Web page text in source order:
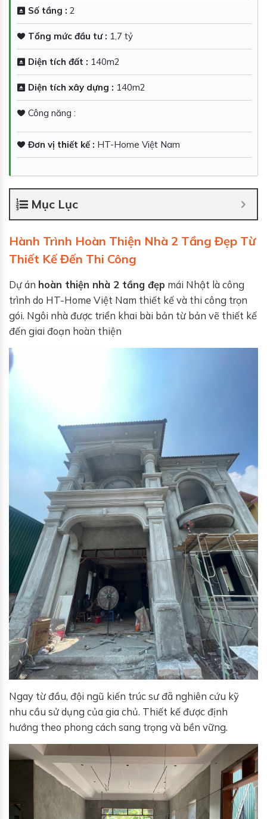
Số tầng : 2
Tổng mức đầu tư : 1,7 tỷ
Diện tích đất : 140m2
Diện tích xây dựng : 140m2
Công năng :
Đơn vị thiết kế : HT-Home Việt Nam
Mục Lục
Hành Trình Hoàn Thiện Nhà 2 Tầng Đẹp Từ
Thiết Kế Đến Thi Công
Dự án hoàn thiện nhà 2 tầng đẹp mái Nhật là công
trình do HT-Home Việt Nam thiết kế và thi công trọn
gói. Ngôi nhà được triển khai bài bản từ bản vẽ thiết kế
đến giai đoạn hoàn thiện
Ngay từ đầu, đội ngũ kiến trúc sư đã nghiên cứu kỹ
nhu cầu sử dụng của gia chủ. Thiết kế được định
hướng theo phong cách sang trọng và bền vững.